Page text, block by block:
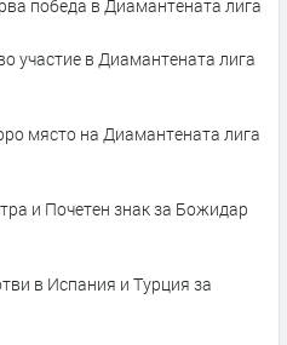
победа в Диамантената лига
участие в Диамантената лига
лига
и Почетен знак за Божидар
в Испания и Турция за